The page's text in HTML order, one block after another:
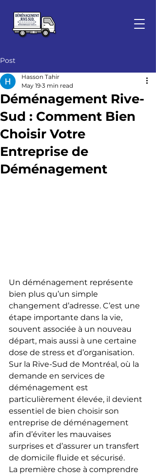
Post
Déménagement Rive-
Sud : Comment Bien
Choisir Votre
Entreprise de
Déménagement
Hasson Tahir
May 19 3 min read
Un déménagement représente
bien plus qu’un simple
changement d’adresse. C’est une
étape importante dans la vie,
souvent associée à un nouveau
départ, mais aussi à une certaine
dose de stress et d’organisation.
Sur la Rive-Sud de Montréal, où la
demande en services de
déménagement est
particulièrement élevée, il devient
essentiel de bien choisir son
entreprise de déménagement
afin d’éviter les mauvaises
surprises et d’assurer un transfert
de domicile fluide et sécurisé.
La première chose à comprendre